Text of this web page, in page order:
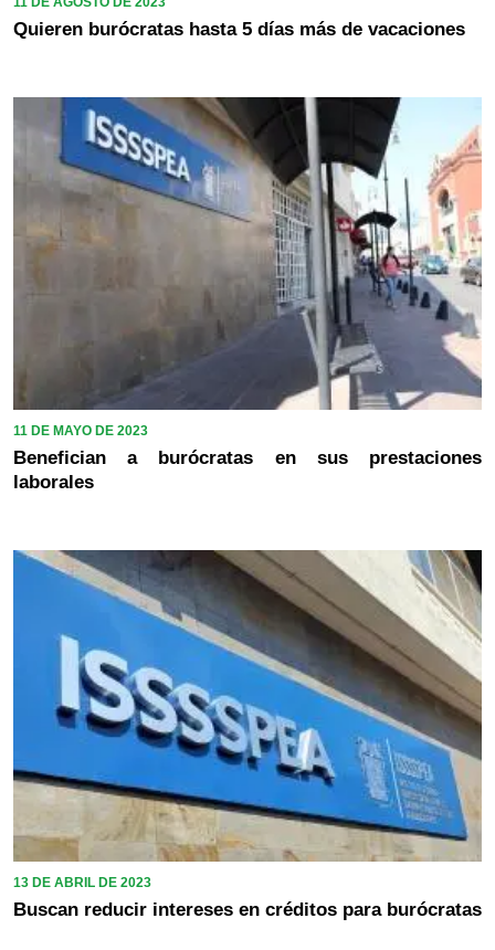
Quieren burócratas hasta 5 días más de vacaciones
11 DE MAYO DE 2023
Benefician a burócratas en sus prestaciones
laborales
13 DE ABRIL DE 2023
Buscan reducir intereses en créditos para burócratas